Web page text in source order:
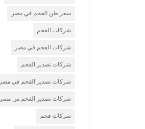
سعر طن الفحم في مصر
شركات الفحم
شركات الفحم في مصر
شركات تصدير الفحم
شركات تصدير الفحم في مصر
شركات تصدير الفحم من مصر
شركات فحم